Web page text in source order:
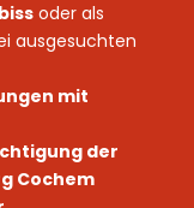
oder als
ausgesuchten
mit
der
Cochem